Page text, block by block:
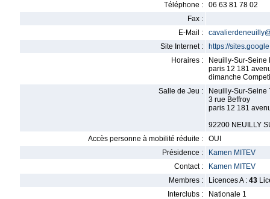
Téléphone :
06 63 81 78 02
Fax :
E-Mail :
Site Internet :
https://
Horaires :
Neuilly-Sur-
paris 12 181
dimanche
Salle de Jeu :
Neuilly-Sur-Seine
3 rue Beffroy
paris 12 181
92200 NEUILLY
Accès personne à mobilité réduite :
OUI
Présidence :
Kamen MITEV
Contact :
Kamen MITEV
Membres :
Licences A : 43
Interclubs :
Nationale 1